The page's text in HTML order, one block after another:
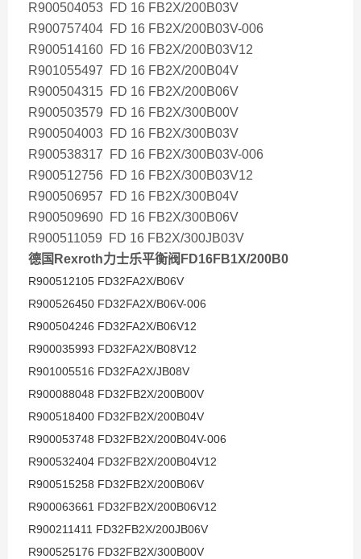
R900504053 FD 16 FB2X/200B03V
R900757404 FD 16 FB2X/200B03V-006
R900514160 FD 16 FB2X/200B03V12
R901055497 FD 16 FB2X/200B04V
R900504315 FD 16 FB2X/200B06V
R900503579 FD 16 FB2X/300B00V
R900504003 FD 16 FB2X/300B03V
R900538317 FD 16 FB2X/300B03V-006
R900512756 FD 16 FB2X/300B03V12
R900506957 FD 16 FB2X/300B04V
R900509690 FD 16 FB2X/300B06V
R900511059 FD 16 FB2X/300JB03V
德国Rexroth力士乐平衡阀FD16FB1X/200B0
R900512105 FD32FA2X/B06V
R900526450 FD32FA2X/B06V-006
R900504246 FD32FA2X/B06V12
R900035993 FD32FA2X/B08V12
R901005516 FD32FA2X/JB08V
R900088048 FD32FB2X/200B00V
R900518400 FD32FB2X/200B04V
R900053748 FD32FB2X/200B04V-006
R900532404 FD32FB2X/200B04V12
R900515258 FD32FB2X/200B06V
R900063661 FD32FB2X/200B06V12
R900211411 FD32FB2X/200JB06V
R900525176 FD32FB2X/300B00V